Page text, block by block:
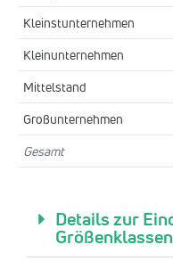
Kleinstunternehmen
Kleinunternehmen
Mittelstand
Großunternehmen
Gesamt
Details zur
Größenklassen